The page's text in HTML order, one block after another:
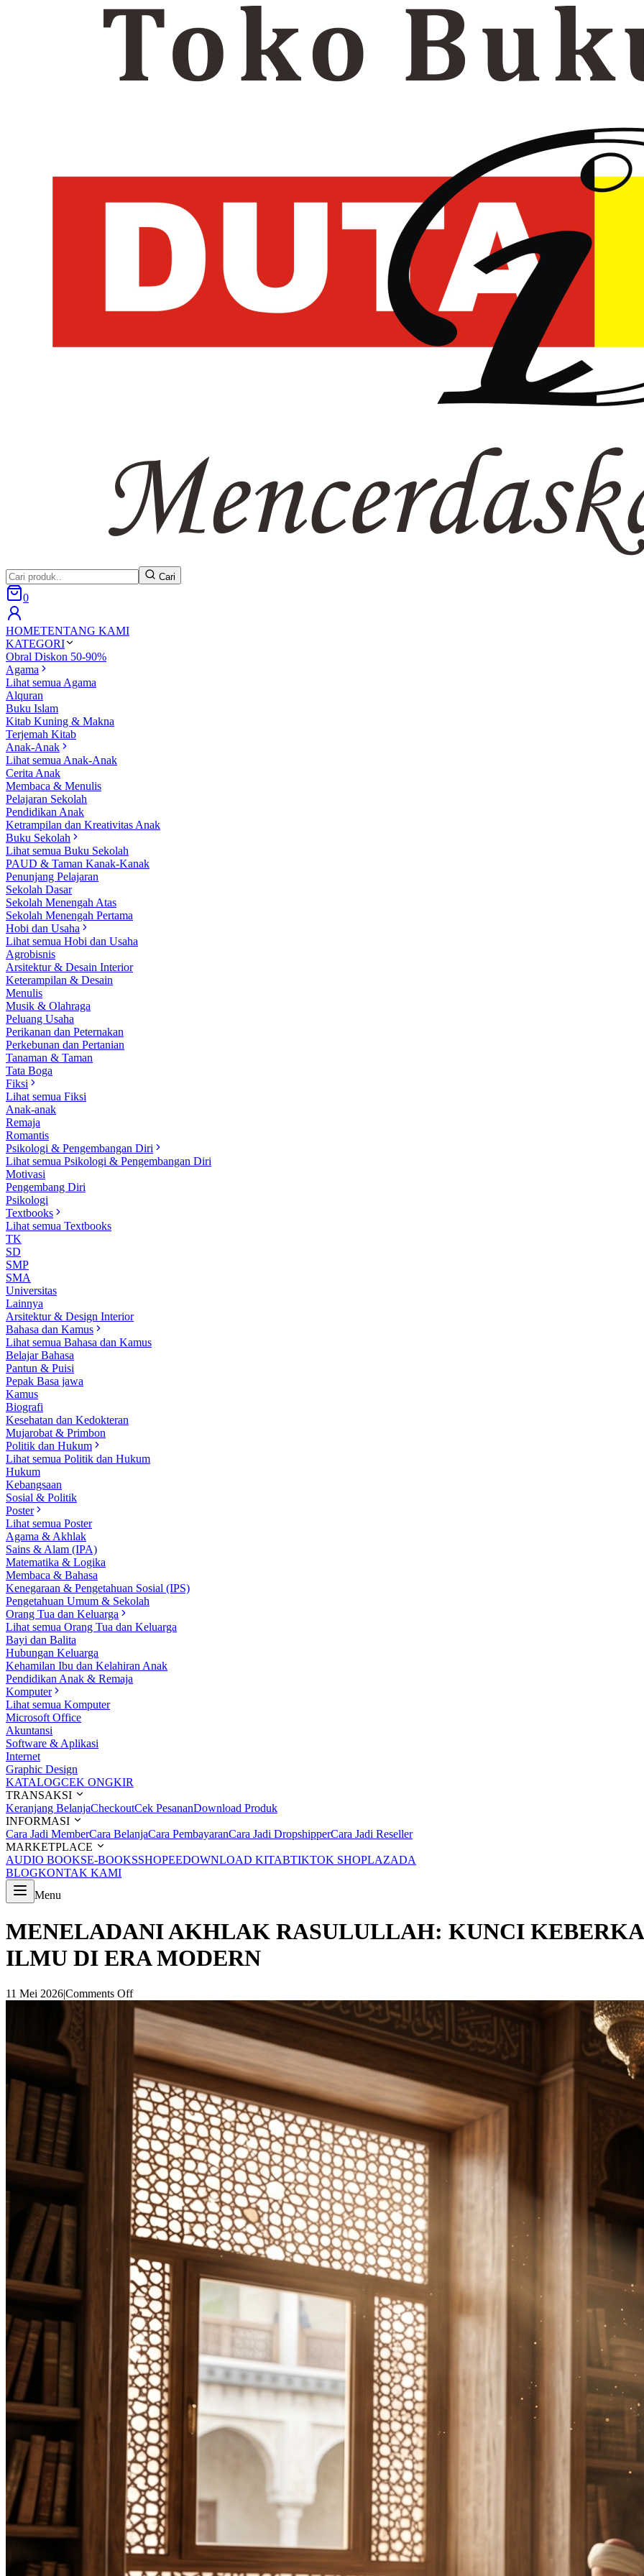
Cari
0
HOMETENTANG KAMI
KATEGORI
Obral Diskon 50-90%
Agama
Lihat semua Agama
Alquran
Buku Islam
Kitab Kuning & Makna
Terjemah Kitab
Anak-Anak
Lihat semua Anak-Anak
Cerita Anak
Membaca & Menulis
Pelajaran Sekolah
Pendidikan Anak
Ketrampilan dan Kreativitas Anak
Buku Sekolah
Lihat semua Buku Sekolah
PAUD & Taman Kanak-Kanak
Penunjang Pelajaran
Sekolah Dasar
Sekolah Menengah Atas
Sekolah Menengah Pertama
Hobi dan Usaha
Lihat semua Hobi dan Usaha
Agrobisnis
Arsitektur & Desain Interior
Keterampilan & Desain
Menulis
Musik & Olahraga
Peluang Usaha
Perikanan dan Peternakan
Perkebunan dan Pertanian
Tanaman & Taman
Tata Boga
Fiksi
Lihat semua Fiksi
Anak-anak
Remaja
Romantis
Psikologi & Pengembangan Diri
Lihat semua Psikologi & Pengembangan Diri
Motivasi
Pengembang Diri
Psikologi
Textbooks
Lihat semua Textbooks
TK
SD
SMP
SMA
Universitas
Lainnya
Arsitektur & Design Interior
Bahasa dan Kamus
Lihat semua Bahasa dan Kamus
Belajar Bahasa
Pantun & Puisi
Pepak Basa jawa
Kamus
Biografi
Kesehatan dan Kedokteran
Mujarobat & Primbon
Politik dan Hukum
Lihat semua Politik dan Hukum
Hukum
Kebangsaan
Sosial & Politik
Poster
Lihat semua Poster
Agama & Akhlak
Sains & Alam (IPA)
Matematika & Logika
Membaca & Bahasa
Kenegaraan & Pengetahuan Sosial (IPS)
Pengetahuan Umum & Sekolah
Orang Tua dan Keluarga
Lihat semua Orang Tua dan Keluarga
Bayi dan Balita
Hubungan Keluarga
Kehamilan Ibu dan Kelahiran Anak
Pendidikan Anak & Remaja
Komputer
Lihat semua Komputer
Microsoft Office
Akuntansi
Software & Aplikasi
Internet
Graphic Design
KATALOGCEK ONGKIR
TRANSAKSI
Keranjang BelanjaCheckoutCek PesananDownload Produk
INFORMASI
Cara Jadi MemberCara BelanjaCara PembayaranCara Jadi DropshipperCara Jadi Reseller
MARKETPLACE
AUDIO BOOKSE-BOOKSSHOPEEDOWNLOAD KITABTIKTOK SHOPLAZADA
BLOGKONTAK KAMI
Menu
MENELADANI AKHLAK RASULULLAH: KUNCI
ILMU DI ERA MODERN
11 Mei 2026|Comments Off